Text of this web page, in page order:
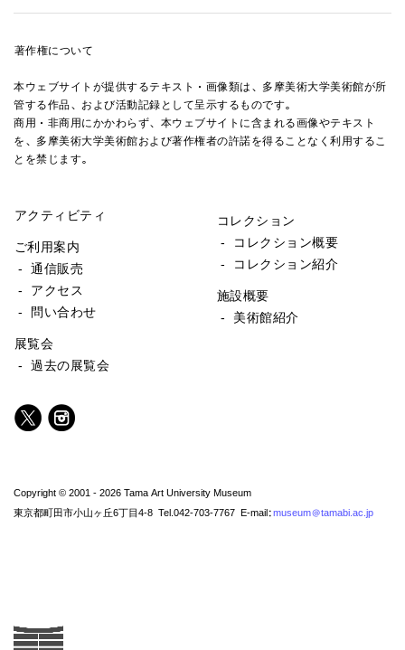
著作権について
本ウェブサイトが提供するテキスト・画像類は、多摩美術大学美術館が所
管する作品、および活動記録として呈示するものです。
商用・非商用にかかわらず、本ウェブサイトに含まれる画像やテキスト
を、多摩美術大学美術館および著作権者の許諾を得ることなく利用するこ
とを禁じます。
アクティビティ
ご利用案内
- 通信販売
- アクセス
- 問い合わせ
展覧会
- 過去の展覧会
コレクション
- コレクション概要
- コレクション紹介
施設概要
- 美術館紹介
Copyright © 2001 - 2026 Tama Art University Museum
東京都町田市小山ヶ丘6丁目4-8 Tel.042-703-7767 E-mail:museum@tamabi.ac.jp